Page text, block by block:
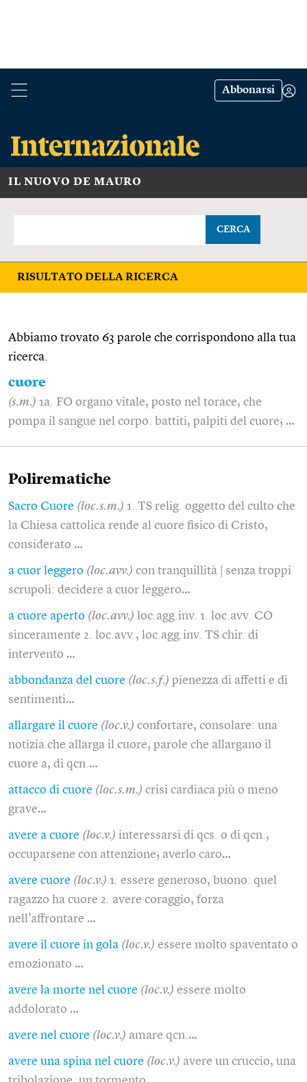
Abbonarsi
IL NUOVO DE MAURO
CERCA
RISULTATO DELLA RICERCA
Abbiamo trovato 63 parole che corrispondono alla tua
ricerca.
cuore
(s.m.) 1a. FO organo vitale, posto nel torace, che
pompa il sangue nel corpo: battiti, palpiti del cuore; …
Polirematiche
Sacro Cuore (loc.s.m.) 1. TS relig. oggetto del culto che
la Chiesa cattolica rende al cuore fisico di Cristo,
considerato …
a cuor leggero (loc.avv.) con tranquillità | senza troppi
scrupoli: decidere a cuor leggero…
a cuore aperto (loc.avv.) loc.agg.inv. 1. loc.avv. CO
sinceramente 2. loc.avv., loc.agg.inv. TS chir. di
intervento …
abbondanza del cuore (loc.s.f.) pienezza di affetti e di
sentimenti…
allargare il cuore (loc.v.) confortare, consolare: una
notizia che allarga il cuore, parole che allargano il
cuore a, di qcn.…
attacco di cuore (loc.s.m.) crisi cardiaca più o meno
grave…
avere a cuore (loc.v.) interessarsi di qcs. o di qcn.,
occuparsene con attenzione; averlo caro…
avere cuore (loc.v.) 1. essere generoso, buono: quel
ragazzo ha cuore 2. avere coraggio, forza
nell'affrontare …
avere il cuore in gola (loc.v.) essere molto spaventato o
emozionato …
avere la morte nel cuore (loc.v.) essere molto
addolorato …
avere nel cuore (loc.v.) amare qcn.…
avere una spina nel cuore (loc.v.) avere un cruccio, una